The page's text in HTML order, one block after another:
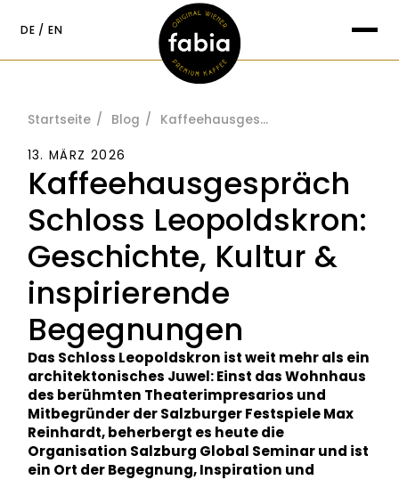
DE
EN
Startseite Blog Kaffeehausgespräch Schloss Leopoldskron: Geschichte, Kultur & inspirierende Begegnungen
13. MÄRZ 2026
Kaffeehausgespräch
Schloss Leopoldskron:
Geschichte, Kultur &
inspirierende
Begegnungen
Das Schloss Leopoldskron ist weit mehr als ein
architektonisches Juwel: Einst das Wohnhaus
des berühmten Theaterimpresarios und
Mitbegründer der Salzburger Festspiele Max
Reinhardt, beherbergt es heute die
Organisation Salzburg Global Seminar und ist
ein Ort der Begegnung, Inspiration und